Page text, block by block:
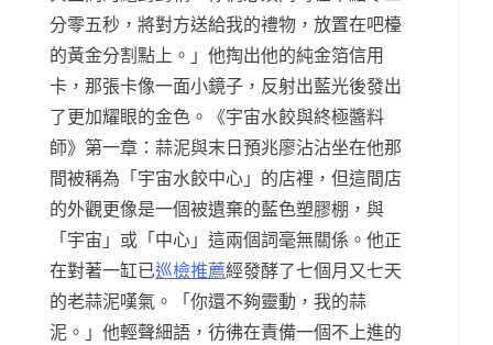
分零五秒，將對方送給我的禮物，放置在吧檯
的黃金分割點上。」他掏出他的純金箔信用
卡，那張卡像一面小鏡子，反射出藍光後發出
了更加耀眼的金色。《宇宙水餃與終極醬料
師》第一章：蒜泥與末日預兆廖沾沾坐在他那
間被稱為「宇宙水餃中心」的店裡，但這間店
的外觀更像是一個被遺棄的藍色塑膠棚，與
「宇宙」或「中心」這兩個詞毫無關係。他正
在對著一缸已巡檢推薦經發酵了七個月又七天
的老蒜泥嘆氣。「你還不夠靈動，我的蒜
泥。」他輕聲細語，彷彿在責備一個不上進的